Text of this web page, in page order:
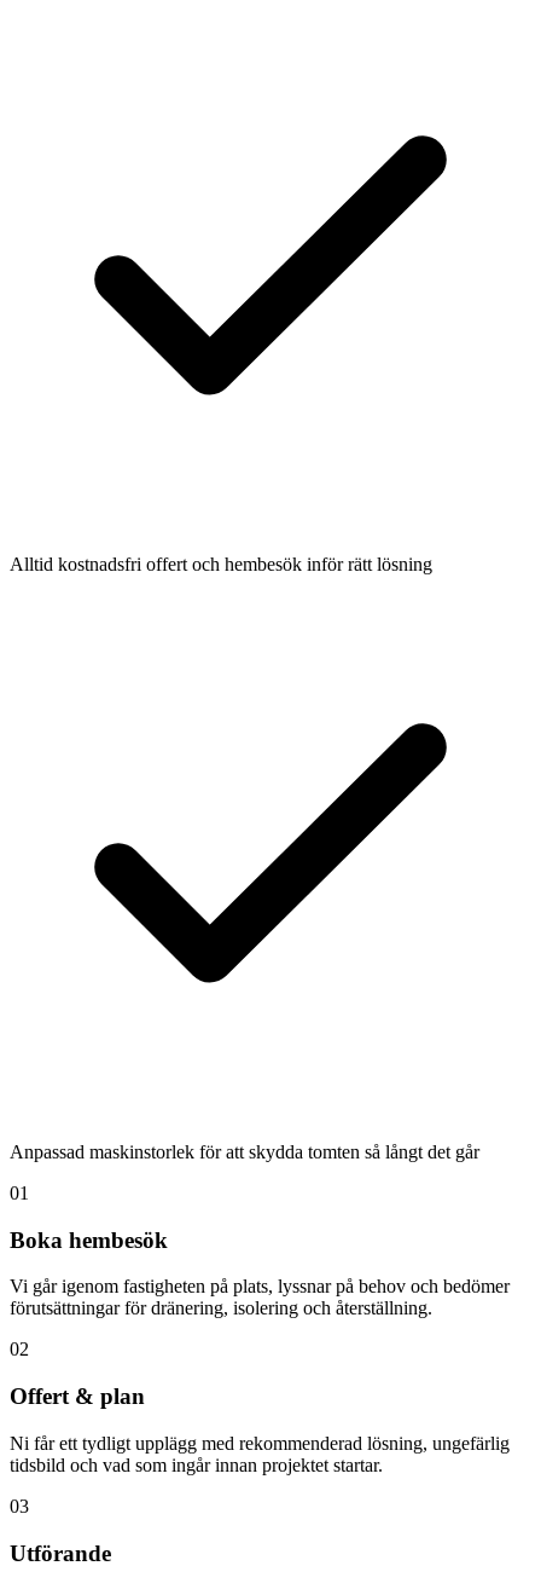
Alltid kostnadsfri offert och hembesök inför rätt lösning
Anpassad maskinstorlek för att skydda tomten så långt det går
01
Boka hembesök
Vi går igenom fastigheten på plats, lyssnar på behov och bedömer
förutsättningar för dränering, isolering och återställning.
02
Offert & plan
Ni får ett tydligt upplägg med rekommenderad lösning, ungefärlig
tidsbild och vad som ingår innan projektet startar.
03
Utförande